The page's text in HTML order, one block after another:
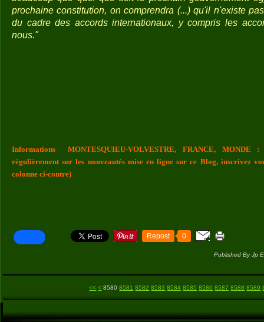
prochaine constitution, on comprendra (...) qu'il n'existe
du cadre des accords internationaux, y compris les
nous."
Informations MONTESQUIEU-VOLVESTRE, FRANCE, MONDE
régulièrement sur les nouveautés mise en ligne sur ce Blog, inscrivez
colonne ci-contre)
Repost 0
Published By Jp
<< < 8500
8510
8520
8530
8540
8550
8560
8570
8580 8581 8582 8583 8584 8585 8586 8587 8588 8589